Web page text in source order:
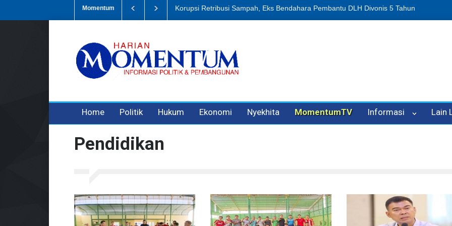
Momentum
Eks Bendahara Pembantu DLH Divonis 5 Tahun Dugaan Penipuan Oleh Oknum Kadis, Kuasa Hukum Pelapor Desak Polisi Tetapkan P-
Home Politik Hukum Ekonomi Nyekhita MomentumTV Informasi Lain
Pendidikan